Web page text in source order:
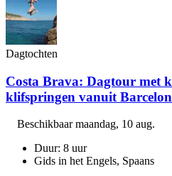
Dagtochten
Costa Brava: Dagtour met
klifspringen vanuit
Beschikbaarmaandag, 10 aug.
Duur: 8 uur
Gids in het Engels, Spaans